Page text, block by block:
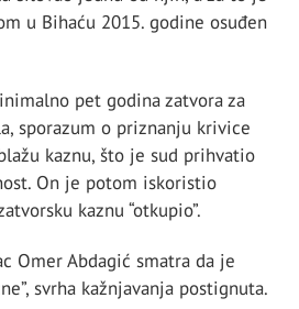
u Bihaću 2015. godine osuđen
pet godina zatvora za
sporazum o priznanju krivice
kaznu, što je sud prihvatio
On je potom iskoristio
kaznu “otkupio”.
Omer Abdagić smatra da je
svrha kažnjavanja postignuta.